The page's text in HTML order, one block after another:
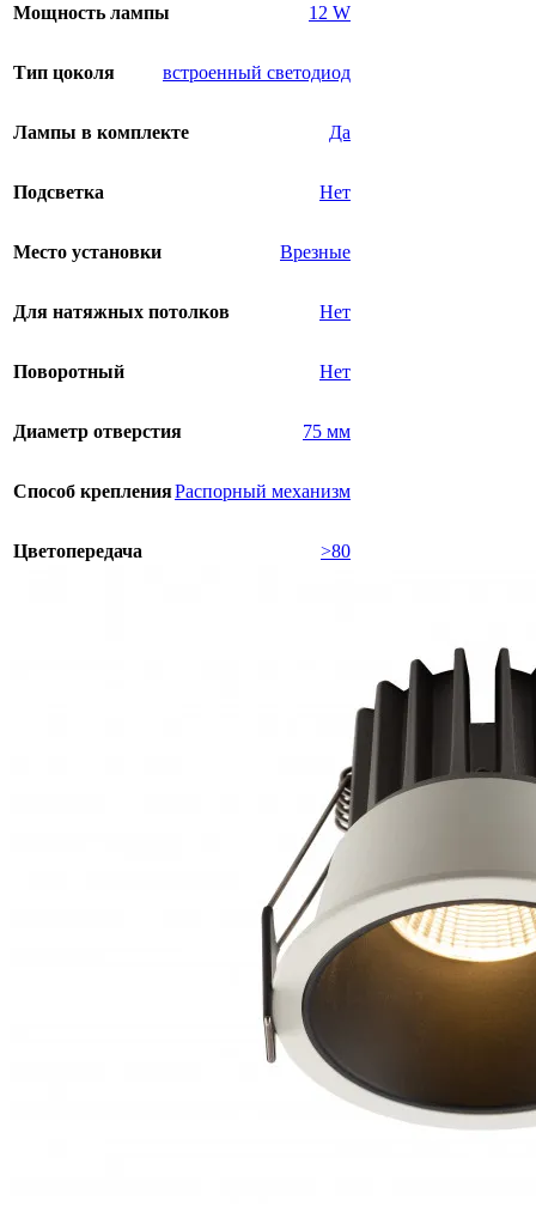
Мощность лампы 12 W
Тип цоколя встроенный светодиод
Лампы в комплекте Да
Подсветка Нет
Место установки Врезные
Для натяжных потолков Нет
Поворотный Нет
Диаметр отверстия 75 мм
Способ крепленияРаспорный механизм
Цветопередача >80